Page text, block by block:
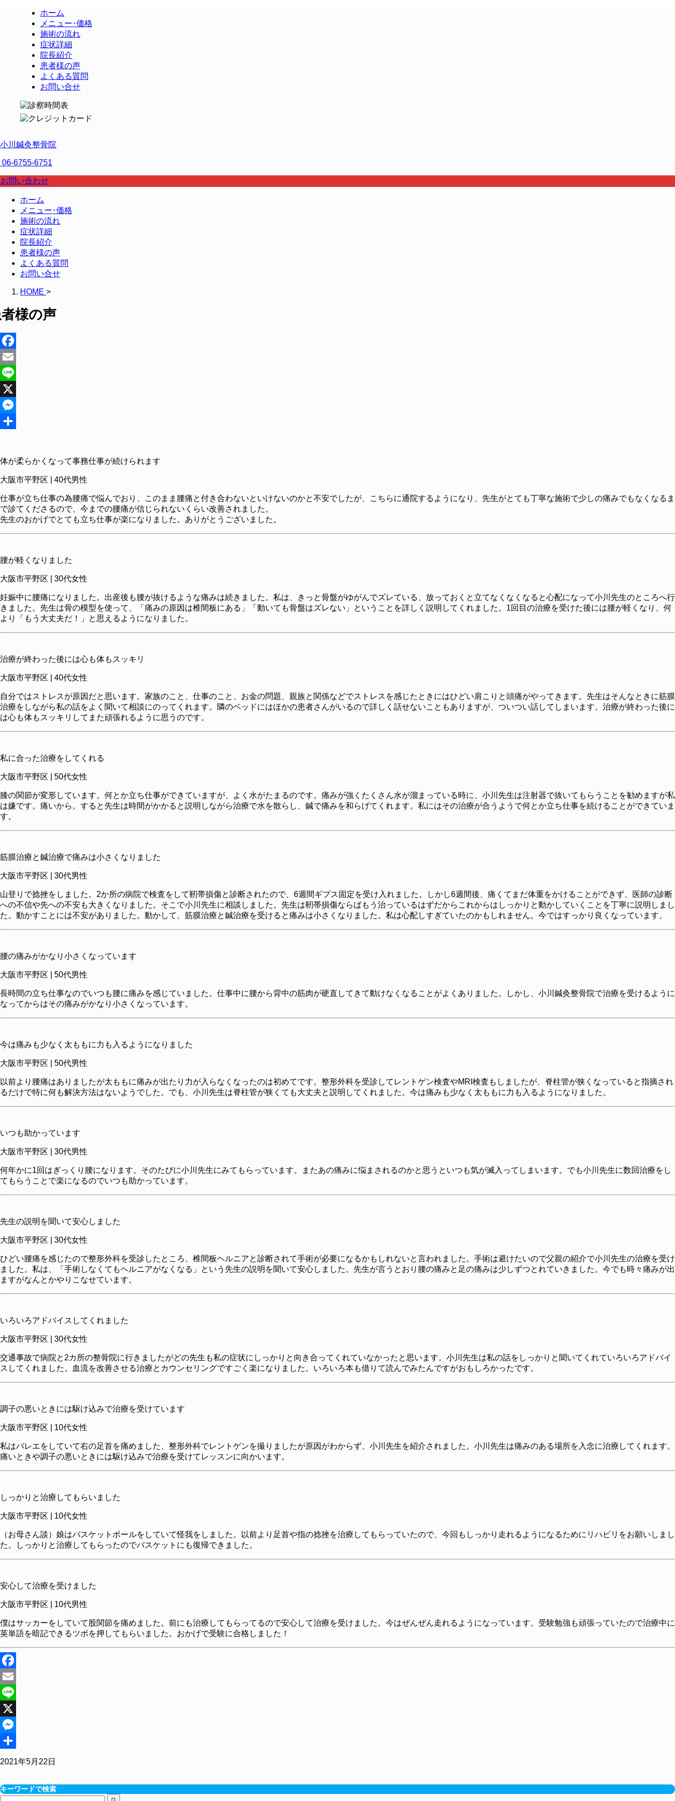
ホーム
メニュー･価格
施術の流れ
症状詳細
院長紹介
患者様の声
よくある質問
お問い合せ
小川鍼灸整骨院
06-6755-6751
お問い合わせ
ホーム
メニュー･価格
施術の流れ
症状詳細
院長紹介
患者様の声
よくある質問
お問い合せ
HOME >
様の声
Facebook
Email
Line
X
Messenger
体が柔らかくなって事務仕事が続けられます
大阪市平野区 | 40代男性
仕事が立ち仕事の為腰痛で悩んでおり、このまま腰痛と付き合わないといけないのかと不安でしたが、こちらに通院するようになり、先生がとても丁寧な施術で少しの痛みでもなくなるま
で診てくださるので、今までの腰痛が信じられないくらい改善されました。
先生のおかげでとても立ち仕事が楽になりました。ありがとうございました。
腰が軽くなりました
大阪市平野区 | 30代女性
妊娠中に腰痛になりました。出産後も腰が抜けるような痛みは続きました。私は、きっと骨盤がゆがんでズレている、放っておくと立てなくなくなると心配になって小川先生のところへ行
きました。先生は骨の模型を使って、「痛みの原因は椎間板にある」「動いても骨盤はズレない」ということを詳しく説明してくれました。1回目の治療を受けた後には腰が軽くなり、何
より「もう大丈夫だ！」と思えるようになりました。
治療が終わった後には心も体もスッキリ
大阪市平野区 | 40代女性
自分ではストレスが原因だと思います。家族のこと、仕事のこと、お金の問題、親族と関係などでストレスを感じたときにはひどい肩こりと頭痛がやってきます。先生はそんなときに筋膜
治療をしながら私の話をよく聞いて相談にのってくれます。隣のベッドにはほかの患者さんがいるので詳しく話せないこともありますが、ついつい話してしまいます。治療が終わった後に
は心も体もスッキリしてまた頑張れるように思うのです。
私に合った治療をしてくれる
大阪市平野区 | 50代女性
膝の関節が変形しています。何とか立ち仕事ができていますが、よく水がたまるのです。痛みが強くたくさん水が溜まっている時に、小川先生は注射器で抜いてもらうことを勧めますが私
は嫌です。痛いから。すると先生は時間がかかると説明しながら治療で水を散らし、鍼で痛みを和らげてくれます。私にはその治療が合うようで何とか立ち仕事を続けることができていま
す。
筋膜治療と鍼治療で痛みは小さくなりました
大阪市平野区 | 30代男性
山登りで捻挫をしました。2か所の病院で検査をして靭帯損傷と診断されたので、6週間ギプス固定を受け入れました。しかし6週間後、痛くてまだ体重をかけることができず、医師の診断
への不信や先への不安も大きくなりました。そこで小川先生に相談しました。先生は靭帯損傷ならばもう治っているはずだからこれからはしっかりと動かしていくことを丁寧に説明しまし
た。動かすことには不安がありました。動かして、筋膜治療と鍼治療を受けると痛みは小さくなりました。私は心配しすぎていたのかもしれません。今ではすっかり良くなっています。
腰の痛みがかなり小さくなっています
大阪市平野区 | 50代男性
長時間の立ち仕事なのでいつも腰に痛みを感じていました。仕事中に腰から背中の筋肉が硬直してきて動けなくなることがよくありました。しかし、小川鍼灸整骨院で治療を受けるように
なってからはその痛みがかなり小さくなっています。
今は痛みも少なく太ももに力も入るようになりました
大阪市平野区 | 50代男性
以前より腰痛はありましたが太ももに痛みが出たり力が入らなくなったのは初めてです。整形外科を受診してレントゲン検査やMRI検査もしましたが、脊柱管が狭くなっていると指摘され
るだけで特に何も解決方法はないようでした。でも、小川先生は脊柱管が狭くても大丈夫と説明してくれました。今は痛みも少なく太ももに力も入るようになりました。
いつも助かっています
大阪市平野区 | 30代男性
何年かに1回はぎっくり腰になります。そのたびに小川先生にみてもらっています。またあの痛みに悩まされるのかと思うといつも気が滅入ってしまいます。でも小川先生に数回治療をし
てもらうことで楽になるのでいつも助かっています。
先生の説明を聞いて安心しました
大阪市平野区 | 30代女性
ひどい腰痛を感じたので整形外科を受診したところ、椎間板ヘルニアと診断されて手術が必要になるかもしれないと言われました。手術は避けたいので父親の紹介で小川先生の治療を受け
ました。私は、「手術しなくてもヘルニアがなくなる」という先生の説明を聞いて安心しました。先生が言うとおり腰の痛みと足の痛みは少しずつとれていきました。今でも時々痛みが出
ますがなんとかやりこなせています。
いろいろアドバイスしてくれました
大阪市平野区 | 30代女性
交通事故で病院と2カ所の整骨院に行きましたがどの先生も私の症状にしっかりと向き合ってくれていなかったと思います。小川先生は私の話をしっかりと聞いてくれていろいろアドバイ
スしてくれました。血流を改善させる治療とカウンセリングですごく楽になりました。いろいろ本も借りて読んでみたんですがおもしろかったです。
調子の悪いときには駆け込みで治療を受けています
大阪市平野区 | 10代女性
私はバレエをしていて右の足首を痛めました、整形外科でレントゲンを撮りましたが原因がわからず、小川先生を紹介されました。小川先生は痛みのある場所を入念に治療してくれます。
痛いときや調子の悪いときには駆け込みで治療を受けてレッスンに向かいます。
しっかりと治療してもらいました
大阪市平野区 | 10代女性
（お母さん談）娘はバスケットボールをしていて怪我をしました。以前より足首や指の捻挫を治療してもらっていたので、今回もしっかり走れるようになるためにリハビリをお願いしまし
た。しっかりと治療してもらったのでバスケットにも復帰できました。
安心して治療を受けました
大阪市平野区 | 10代男性
僕はサッカーをしていて股関節を痛めました。前にも治療してもらってるので安心して治療を受けました。今はぜんぜん走れるようになっています。受験勉強も頑張っていたので治療中に
英単語を暗記できるツボを押してもらいました。おかげで受験に合格しました！
Facebook
Email
Line
X
Messenger
共
2021年5月22日
キーワードで検索